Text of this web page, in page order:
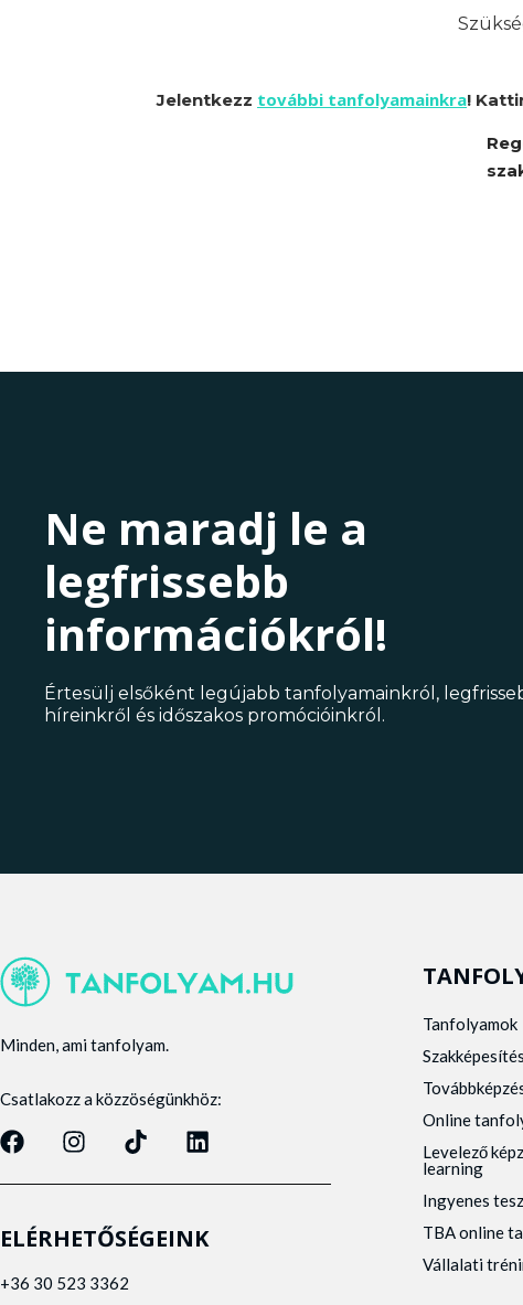
Jelentkezz további tanfolyamainkra!
Ne maradj le a
legfrissebb
információkról!
Értesülj elsőként legújabb tanfolyamainkról,
híreinkről és időszakos promócióinkról.
Minden, ami tanfolyam.
Csatlakozz a közzöségünkhöz:
ELÉRHETŐSÉGEINK
+36 30 523 3362
Tanfolyamok
Online
Levelező
learning
Ingyenes
TBA online
Vállalati